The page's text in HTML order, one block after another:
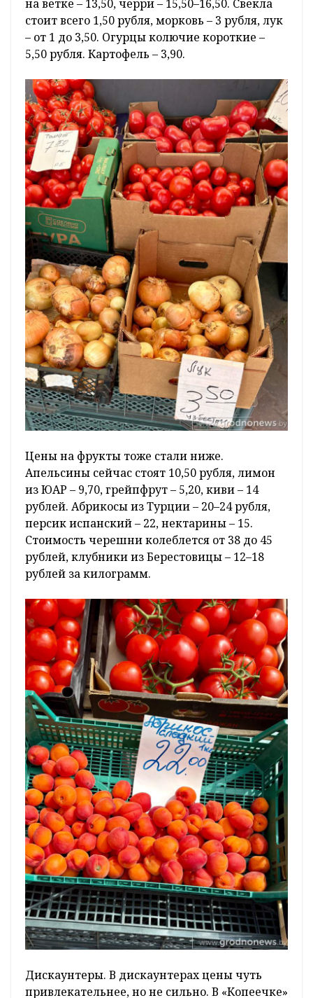
на ветке – 13,50, черри – 15,50–16,50. Свекла
стоит всего 1,50 рубля, морковь – 3 рубля, лук
– от 1 до 3,50. Огурцы колючие короткие –
5,50 рубля. Картофель – 3,90.
Цены на фрукты тоже стали ниже.
Апельсины сейчас стоят 10,50 рубля, лимон
из ЮАР – 9,70, грейпфрут – 5,20, киви – 14
рублей. Абрикосы из Турции – 20–24 рубля,
персик испанский – 22, нектарины – 15.
Стоимость черешни колеблется от 38 до 45
рублей, клубники из Берестовицы – 12–18
рублей за килограмм.
Дискаунтеры. В дискаунтерах цены чуть
привлекательнее, но не сильно. В «Копеечке»